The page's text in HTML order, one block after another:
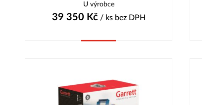
U výrobce
39 350 Kč/ ks bez DPH